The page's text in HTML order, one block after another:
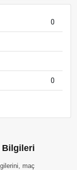
0
0
Bilgileri
maç